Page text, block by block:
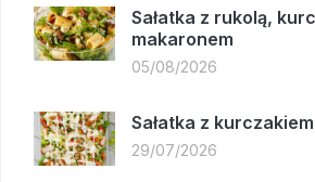
Sałatka z rukolą,
makaronem
05/08/2026
Sałatka z
29/07/2026